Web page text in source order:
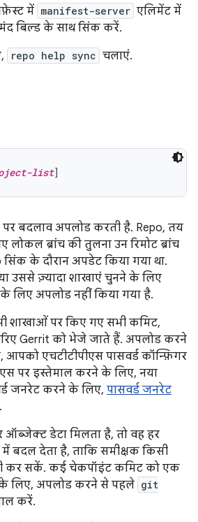
में manifest-server एलिमेंट में
बिल्ड के साथ सिंक करें.
repo help sync चलाएं.
list
पर बदलाव अपलोड करती है. Repo, तय
लोकल ब्रांच की तुलना उन रिमोट ब्रांच
के दौरान अपडेट किया गया था.
उससे ज़्यादा शाखाएं चुनने के लिए
लिए अपलोड नहीं किया गया है.
शाखाओं पर किए गए सभी कमिट,
Gerrit को भेजे जाते हैं. अपलोड करने
एचटीटीपीएस पासवर्ड कॉन्फ़िगर
पर इस्तेमाल करने के लिए, नया
जनरेट करने के लिए, पासवर्ड जनरेट
ऑब्जेक्ट डेटा मिलता है, तो वह हर
बदल देता है, ताकि समीक्षक किसी
कर सकें. कई चेकपॉइंट कमिट को एक
लिए, अपलोड करने से पहले git
करें.